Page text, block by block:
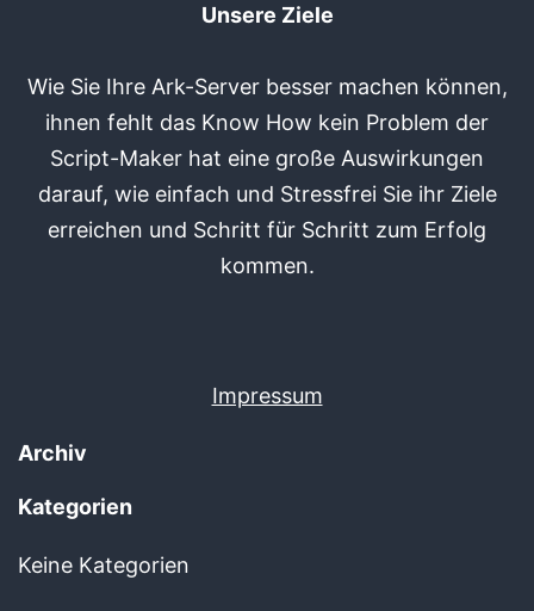
Unsere Ziele
Wie Sie Ihre Ark-Server besser machen können,
ihnen fehlt das Know How kein Problem der
Script-Maker hat eine große Auswirkungen
darauf, wie einfach und Stressfrei Sie ihr Ziele
erreichen und Schritt für Schritt zum Erfolg
kommen.
Impressum
Archiv
Kategorien
Keine Kategorien